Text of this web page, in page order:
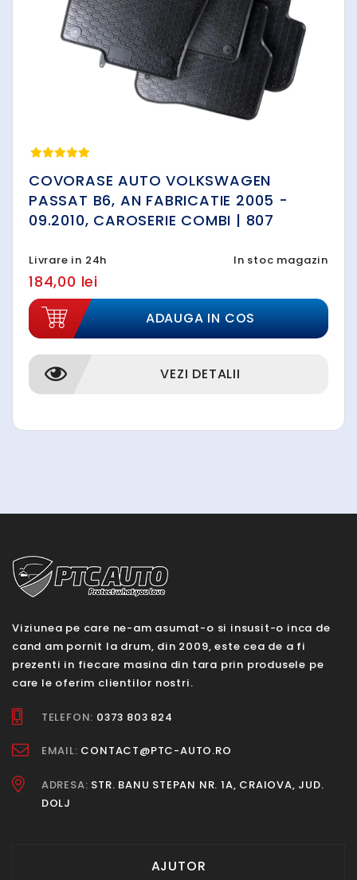
COVORASE AUTO VOLKSWAGEN
PASSAT B6, AN FABRICATIE 2005 -
09.2010, CAROSERIE COMBI | 807
Livrare in 24h In stoc magazin
184,00 lei
ADAUGA IN COS
VEZI DETALII
Viziunea pe care ne-am asumat-o si insusit-o inca de
cand am pornit la drum, din 2009, este cea de a fi
prezenti in fiecare masina din tara prin produsele pe
care le oferim clientilor nostri.
TELEFON: 0373 803 824
EMAIL: CONTACT@PTC-AUTO.RO
ADRESA: STR. BANU STEPAN NR. 1A, CRAIOVA, JUD.
DOLJ
AJUTOR